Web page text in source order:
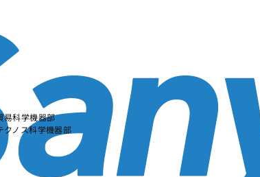
易科学機器部
クノス科学機器部